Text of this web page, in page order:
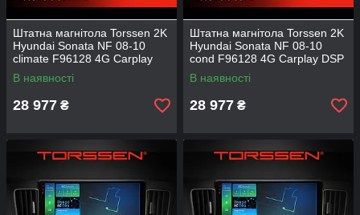
Штатна магнітола Torssen 2K
Hyundai Sonata NF 08-10
climate F96128 4G Carplay
DSP
В наявності
28 977 ₴
Штатна магнітола Torssen 2K
Hyundai Sonata NF 08-10
cond F96128 4G Carplay DSP
В наявності
28 977 ₴